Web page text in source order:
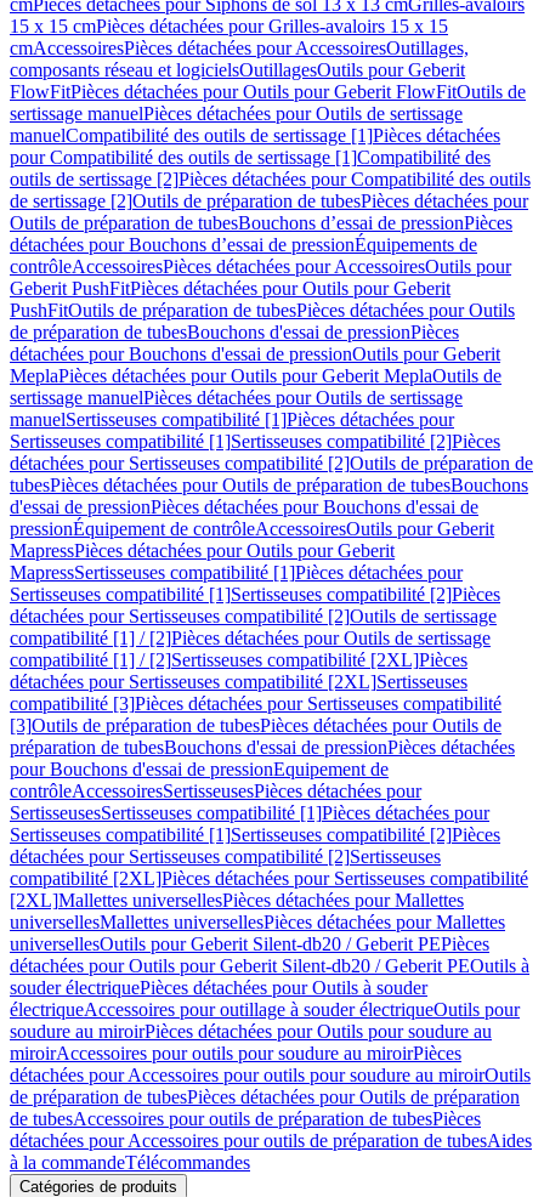
cmPièces détachées pour Siphons de sol 13 x 13 cmGrilles-avaloirs
15 x 15 cmPièces détachées pour Grilles-avaloirs 15 x 15
cmAccessoiresPièces détachées pour AccessoiresOutillages,
composants réseau et logicielsOutillagesOutils pour Geberit
FlowFitPièces détachées pour Outils pour Geberit FlowFitOutils de
sertissage manuelPièces détachées pour Outils de sertissage
manuelCompatibilité des outils de sertissage [1]Pièces détachées
pour Compatibilité des outils de sertissage [1]Compatibilité des
outils de sertissage [2]Pièces détachées pour Compatibilité des outils
de sertissage [2]Outils de préparation de tubesPièces détachées pour
Outils de préparation de tubesBouchons d’essai de pressionPièces
détachées pour Bouchons d’essai de pressionÉquipements de
contrôleAccessoiresPièces détachées pour AccessoiresOutils pour
Geberit PushFitPièces détachées pour Outils pour Geberit
PushFitOutils de préparation de tubesPièces détachées pour Outils
de préparation de tubesBouchons d'essai de pressionPièces
détachées pour Bouchons d'essai de pressionOutils pour Geberit
MeplaPièces détachées pour Outils pour Geberit MeplaOutils de
sertissage manuelPièces détachées pour Outils de sertissage
manuelSertisseuses compatibilité [1]Pièces détachées pour
Sertisseuses compatibilité [1]Sertisseuses compatibilité [2]Pièces
détachées pour Sertisseuses compatibilité [2]Outils de préparation de
tubesPièces détachées pour Outils de préparation de tubesBouchons
d'essai de pressionPièces détachées pour Bouchons d'essai de
pressionÉquipement de contrôleAccessoiresOutils pour Geberit
MapressPièces détachées pour Outils pour Geberit
MapressSertisseuses compatibilité [1]Pièces détachées pour
Sertisseuses compatibilité [1]Sertisseuses compatibilité [2]Pièces
détachées pour Sertisseuses compatibilité [2]Outils de sertissage
compatibilité [1] / [2]Pièces détachées pour Outils de sertissage
compatibilité [1] / [2]Sertisseuses compatibilité [2XL]Pièces
détachées pour Sertisseuses compatibilité [2XL]Sertisseuses
compatibilité [3]Pièces détachées pour Sertisseuses compatibilité
[3]Outils de préparation de tubesPièces détachées pour Outils de
préparation de tubesBouchons d'essai de pressionPièces détachées
pour Bouchons d'essai de pressionEquipement de
contrôleAccessoiresSertisseusesPièces détachées pour
SertisseusesSertisseuses compatibilité [1]Pièces détachées pour
Sertisseuses compatibilité [1]Sertisseuses compatibilité [2]Pièces
détachées pour Sertisseuses compatibilité [2]Sertisseuses
compatibilité [2XL]Pièces détachées pour Sertisseuses compatibilité
[2XL]Mallettes universellesPièces détachées pour Mallettes
universellesMallettes universellesPièces détachées pour Mallettes
universellesOutils pour Geberit Silent-db20 / Geberit PEPièces
détachées pour Outils pour Geberit Silent-db20 / Geberit PEOutils à
souder électriquePièces détachées pour Outils à souder
électriqueAccessoires pour outillage à souder électriqueOutils pour
soudure au miroirPièces détachées pour Outils pour soudure au
miroirAccessoires pour outils pour soudure au miroirPièces
détachées pour Accessoires pour outils pour soudure au miroirOutils
de préparation de tubesPièces détachées pour Outils de préparation
de tubesAccessoires pour outils de préparation de tubesPièces
détachées pour Accessoires pour outils de préparation de tubesAides
à la commandeTélécommandes
Catégories de produits